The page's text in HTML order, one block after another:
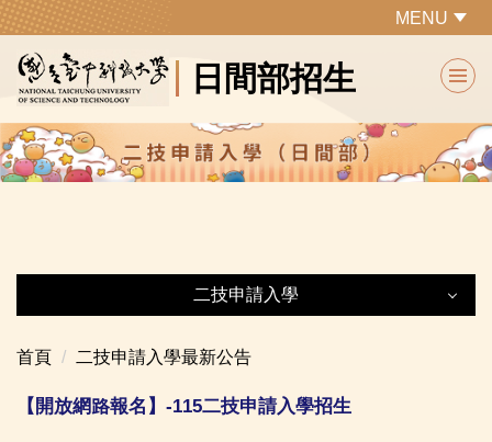
跳
主
要
內
容
區
日間部招生
MENU
二技申請入學
二技申請入學
最新公告
首頁 二技申請入學最新公告
【開放網路報名】-115二技申請入學招生